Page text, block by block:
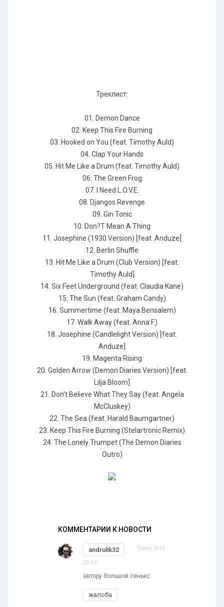
Треклист:
01. Demon Dance
02. Keep This Fire Burning
03. Hooked on You (feat. Timothy Auld)
04. Clap Your Hands
05. Hit Me Like a Drum (feat. Timothy Auld)
06. The Green Frog
07. I Need L.O.V.E.
08. Djangos Revenge
09. Gin Tonic
10. Don?T Mean A Thing
11. Josephine (1930 Version) [feat. Anduze]
12. Berlin Shuffle
13. Hit Me Like a Drum (Club Version) [feat.
Timothy Auld]
14. Six Feet Underground (feat. Claudia Kane)
15. The Sun (feat. Graham Candy)
16. Summertime (feat. Maya Bensalem)
17. Walk Away (feat. Anna F.)
18. Josephine (Candlelight Version) [feat.
Anduze]
19. Magenta Rising
20. Golden Arrow (Demon Diaries Version) [feat.
Lilja Bloom]
21. Don't Believe What They Say (feat. Angela
McCluskey)
22. The Sea (feat. Harald Baumgartner)
23. Keep This Fire Burning (Stelartronic Remix)
24. The Lonely Trumpet (The Demon Diaries
Outro)
КОММЕНТАРИИ К НОВОСТИ
andrulik32 3 мая 2015
23:03
автору большой сенькс
жалоба